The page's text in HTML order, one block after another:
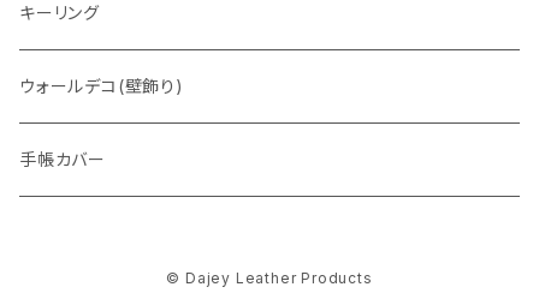
トートバッグ
ウォレットバッグ
キーリング
ウォールデコ(壁飾り)
手帳カバー
© Dajey Leather Products